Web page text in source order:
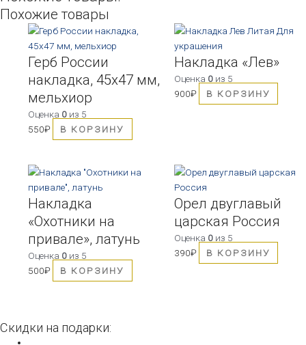
Похожие товары
Герб России
накладка, 45х47 мм,
мельхиор
Оценка 0 из 5
550₽ В КОРЗИНУ
Накладка «Лев»
Оценка 0из 5
900₽ В КОРЗИНУ
Накладка
«Охотники на
привале», латунь
Оценка 0 из 5
500₽ В КОРЗИНУ
Орел двуглавый
царская Россия
Оценка 0из 5
390₽ В КОРЗИНУ
Скидки на подарки: